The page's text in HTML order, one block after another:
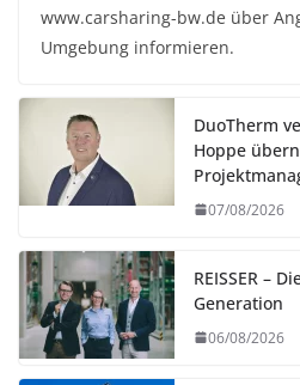
www.carsharing-bw.de über
Umgebung informieren.
DuoTherm
Hoppe
07/08/2026
REISSER –
Generation
06/08/2026